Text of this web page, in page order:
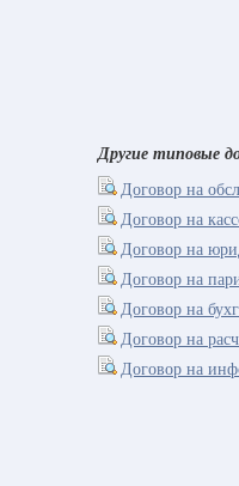
Другие типовые
Договор на
Договор на
Договор на
Договор на
Договор на
Договор на
Договор на